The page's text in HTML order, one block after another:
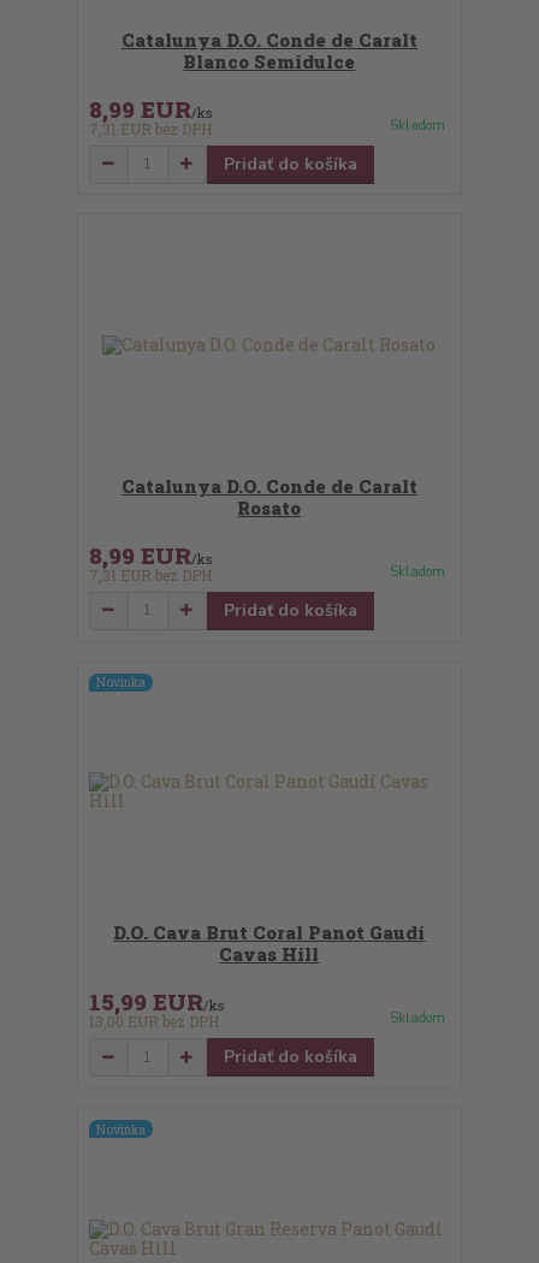
Catalunya D.O. Conde de Caralt
Blanco Semidulce
8,99 EUR/ks
7,31 EUR bez DPH Skladom
Pridať do košíka
Catalunya D.O. Conde de Caralt
Rosato
8,99 EUR/ks
7,31 EUR bez DPH Skladom
Pridať do košíka
Novinka
D.O. Cava Brut Coral Panot Gaudí
Cavas Hill
15,99 EUR/ks
13,00 EUR bez DPH Skladom
Pridať do košíka
Novinka